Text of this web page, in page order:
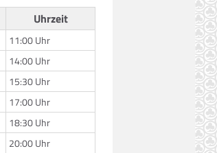
Uhrzeit
11:00 Uhr
14:00 Uhr
15:30 Uhr
17:00 Uhr
18:30 Uhr
20:00 Uhr